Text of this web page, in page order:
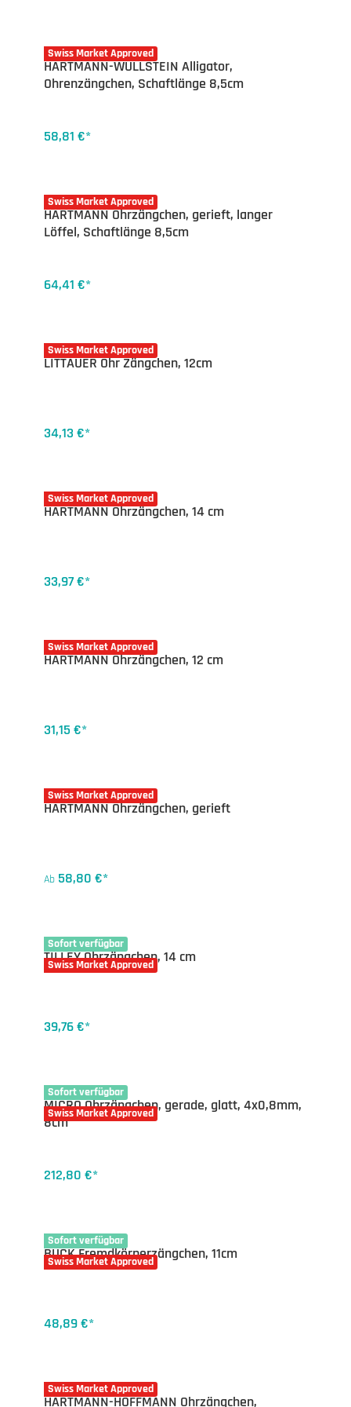
Swiss Market Approved
20-4855.08
HARTMANN-WULLSTEIN Alligator,
Ohrenzängchen, Schaftlänge 8,5cm
58,81 €*
Swiss Market Approved
20-4865.08
HARTMANN Ohrzängchen, gerieft, langer
Löffel, Schaftlänge 8,5cm
64,41 €*
Swiss Market Approved
20-4845.12
LITTAUER Ohr Zängchen, 12cm
34,13 €*
Swiss Market Approved
20-4841.14
HARTMANN Ohrzängchen, 14 cm
33,97 €*
Swiss Market Approved
20-4841.12
HARTMANN Ohrzängchen, 12 cm
31,15 €*
Swiss Market Approved
20-4861X
HARTMANN Ohrzängchen, gerieft
Ab 58,80 €*
Sofort verfügbar
Swiss Market Approved
20-4843.14
TILLEY Ohrzängchen, 14 cm
39,76 €*
Sofort verfügbar
Swiss Market Approved
20-5052.40
MICRO Ohrzängchen, gerade, glatt, 4x0,8mm,
8cm
212,80 €*
Sofort verfügbar
Swiss Market Approved
20-4853.11
BUCK Fremdkörperzängchen, 11cm
48,89 €*
Swiss Market Approved
20-4875.08
HARTMANN-HOFFMANN Ohrzängchen,